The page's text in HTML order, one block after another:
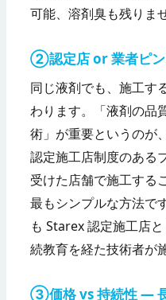
可能、溶剤臭も残りま
②認定店 or 業者ピ
同じ液剤でも、施工す
わります。「液剤の品
術」が重要というのが
認定施工店制度のある
受けた店舗で施工する
最もシンプルな方法で
も Starex 認定施工店
続教育を経た技術者が
③価格 vs 持続性 —